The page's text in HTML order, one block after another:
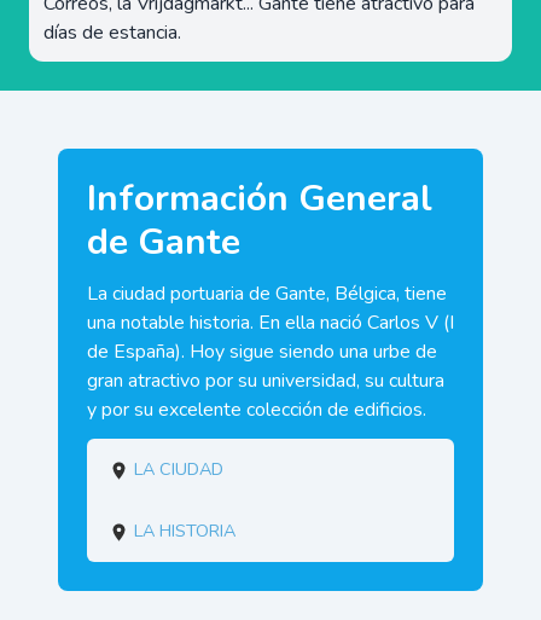
días de estancia.
Información General
de Gante
La ciudad portuaria de Gante, Bélgica, tiene
una notable historia. En ella nació Carlos V (I
de España). Hoy sigue siendo una urbe de
gran atractivo por su universidad, su cultura
y por su excelente colección de edificios.
La Ciudad
La Historia